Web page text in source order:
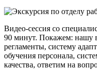
Видео-сессия со
90 минут. Покажем: нашу
регламенты, систему
обучения персонала,
качества, ответим на